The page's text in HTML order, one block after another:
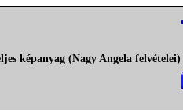
képanyag (Nagy Angela felvételei)